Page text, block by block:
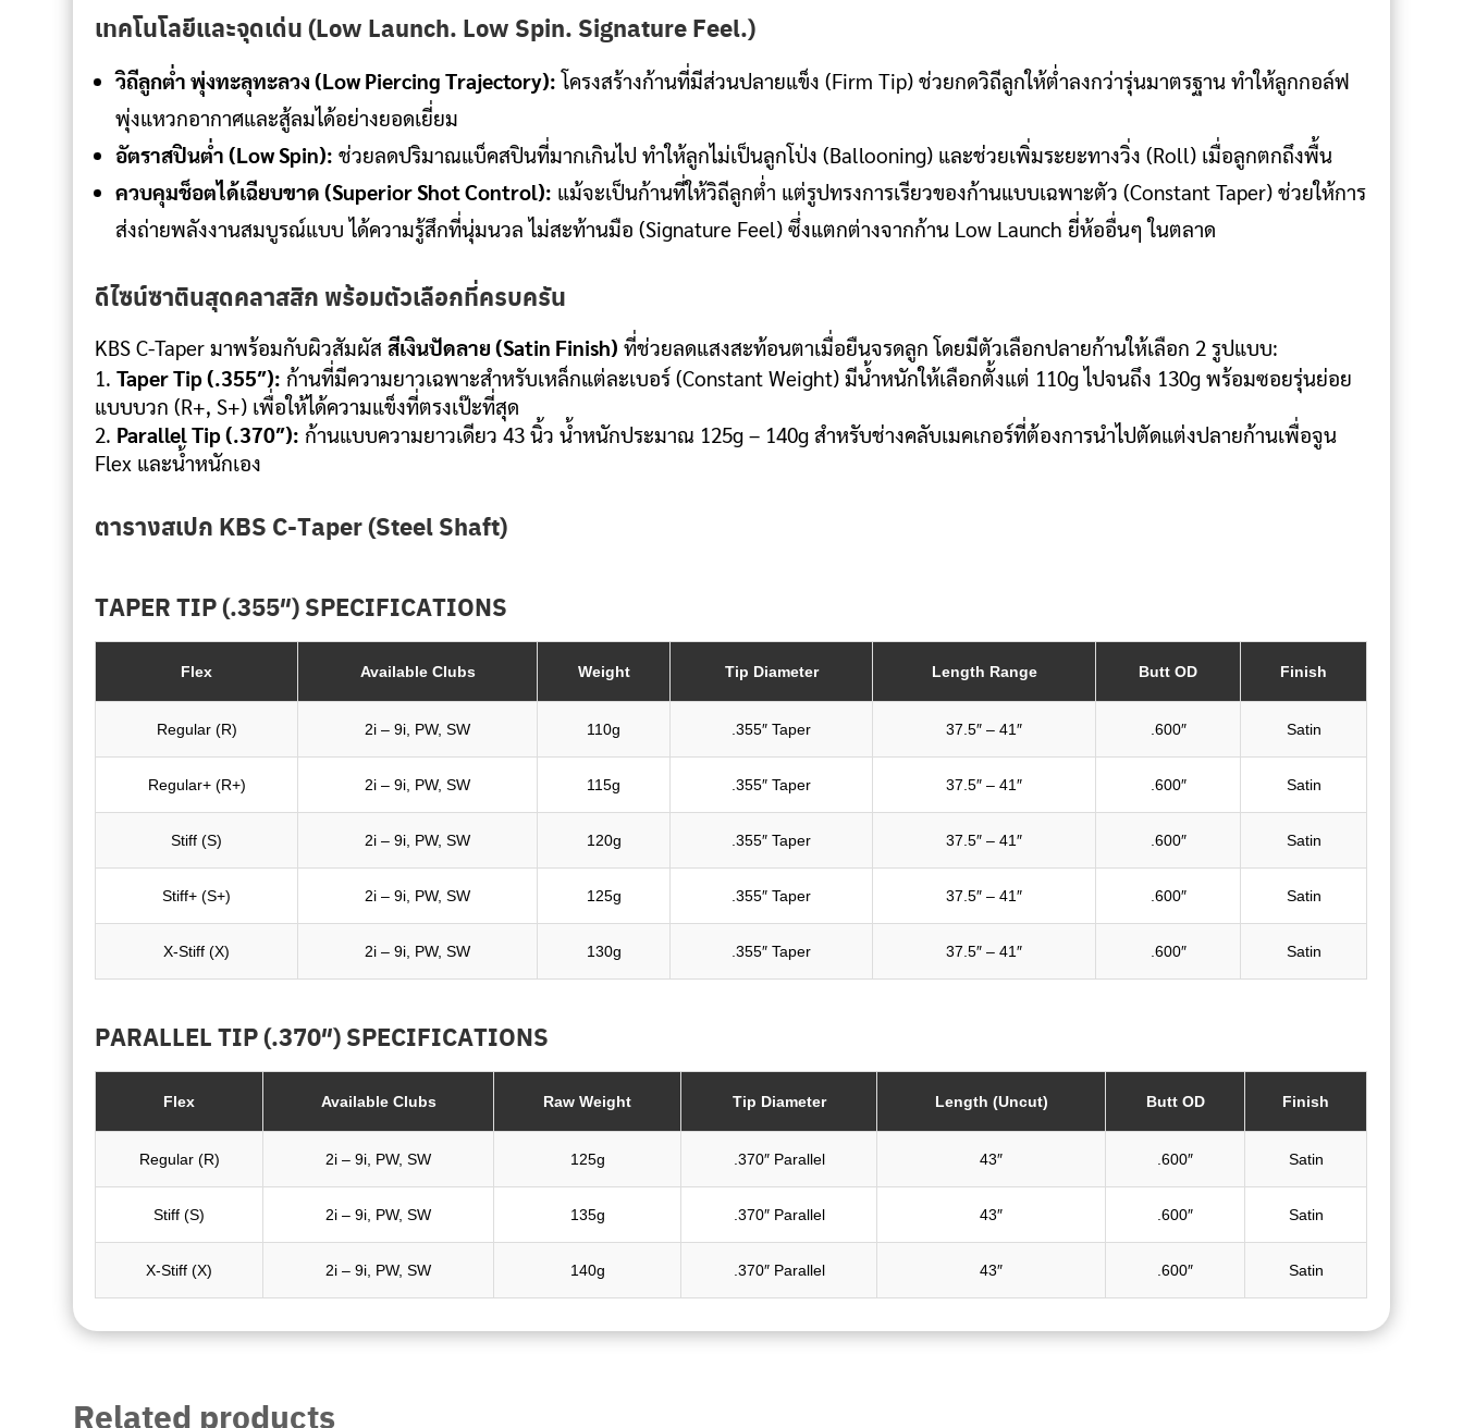
เทคโนโลยีและจุดเด่น (Low Launch. Low Spin. Signature Feel.)
วิถีลูกต่ำ พุ่งทะลุทะลวง (Low Piercing Trajectory): โครงสร้างก้านที่มีส่วนปลายแข็ง (Firm Tip) ช่วยกดวิถีลูกให้ต่ำลงกว่ารุ่นมาตรฐาน ทำให้ลูกกอล์ฟ
พุ่งแหวกอากาศและสู้ลมได้อย่างยอดเยี่ยม
อัตราสปินต่ำ (Low Spin): ช่วยลดปริมาณแบ็คสปินที่มากเกินไป ทำให้ลูกไม่เป็นลูกโป่ง (Ballooning) และช่วยเพิ่มระยะทางวิ่ง (Roll) เมื่อลูกตกถึงพื้น
ควบคุมช็อตได้เฉียบขาด (Superior Shot Control): แม้จะเป็นก้านที่ให้วิถีลูกต่ำ แต่รูปทรงการเรียวของก้านแบบเฉพาะตัว (Constant Taper) ช่วยให้การ
ส่งถ่ายพลังงานสมบูรณ์แบบ ได้ความรู้สึกที่นุ่มนวล ไม่สะท้านมือ (Signature Feel) ซึ่งแตกต่างจากก้าน Low Launch ยี่ห้ออื่นๆ ในตลาด
ดีไซน์ซาตินสุดคลาสสิก พร้อมตัวเลือกที่ครบครัน
KBS C-Taper มาพร้อมกับผิวสัมผัสสีเงินปัดลาย (Satin Finish) ที่ช่วยลดแสงสะท้อนตาเมื่อยืนจรดลูก โดยมีตัวเลือกปลายก้านให้เลือก 2 รูปแบบ:
Taper Tip (.355″): ก้านที่มีความยาวเฉพาะสำหรับเหล็กแต่ละเบอร์ (Constant Weight) มีน้ำหนักให้เลือกตั้งแต่ 110g ไปจนถึง 130g พร้อมซอยรุ่นย่อย
แบบบวก (R+, S+) เพื่อให้ได้ความแข็งที่ตรงเป๊ะที่สุด
Parallel Tip (.370″): ก้านแบบความยาวเดียว 43 นิ้ว น้ำหนักประมาณ 125g – 140g สำหรับช่างคลับเมคเกอร์ที่ต้องการนำไปตัดแต่งปลายก้านเพื่อจูน
Flex และน้ำหนักเอง
ตารางสเปก KBS C-Taper (Steel Shaft)
TAPER TIP (.355″) SPECIFICATIONS
Flex Available Clubs Weight Tip Diameter Length Range Butt OD Finish
Regular (R) 2i – 9i, PW, SW 110g .355″ Taper 37.5″ – 41″ .600″ Satin
Regular+ (R+) 2i – 9i, PW, SW 115g .355″ Taper 37.5″ – 41″ .600″ Satin
Stiff (S) 2i – 9i, PW, SW 120g .355″ Taper 37.5″ – 41″ .600″ Satin
Stiff+ (S+) 2i – 9i, PW, SW 125g .355″ Taper 37.5″ – 41″ .600″ Satin
X-Stiff (X) 2i – 9i, PW, SW 130g .355″ Taper 37.5″ – 41″ .600″ Satin
PARALLEL TIP (.370″) SPECIFICATIONS
Flex Available Clubs Raw Weight Tip Diameter Length (Uncut) Butt OD Finish
Regular (R) 2i – 9i, PW, SW 125g .370″ Parallel 43″ .600″ Satin
Stiff (S) 2i – 9i, PW, SW 135g .370″ Parallel 43″ .600″ Satin
X-Stiff (X) 2i – 9i, PW, SW 140g .370″ Parallel 43″ .600″ Satin
Related products